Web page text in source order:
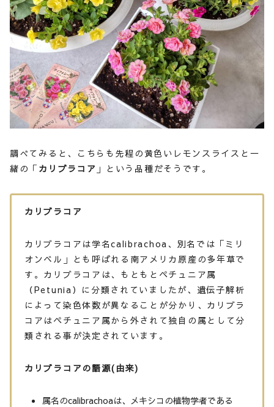
調べてみると、こちらも先程の黄色いレモンスライスと一
緒の「 カリブラコア 」という品種だそうです。
カリブラコア
カリブラコアは学名calibrachoa、別名では「ミリ
オンベル」とも呼ばれる南アメリカ原産の多年草で
す。カリブラコアは、もともとペチュニア属
（Petunia）に分類されていましたが、遺伝子解析
によって染色体数が異なることが分かり、カリブラ
コアはペチュニア属から外されて独自の属として分
類される事が決定されています。
カリブラコアの語源(由来)
属名のcalibrachoaは、メキシコの植物学者である